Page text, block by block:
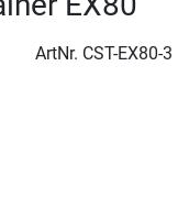
ArtNr. CST-EX80-3